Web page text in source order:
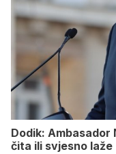
Dodik: Ambasador
čita ili svjesno laže